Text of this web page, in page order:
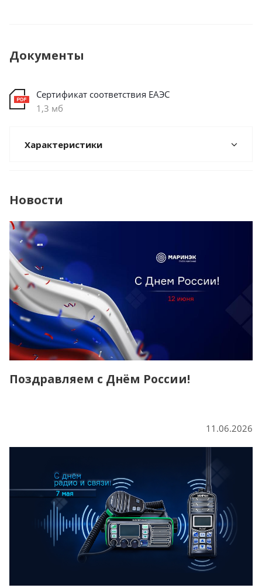
Документы
Сертификат соответствия ЕАЭС
1,3 мб
Характеристики
Новости
Поздравляем с Днём России!
11.06.2026